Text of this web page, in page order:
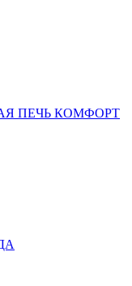
ПЕЧЬ КОМФОРТ